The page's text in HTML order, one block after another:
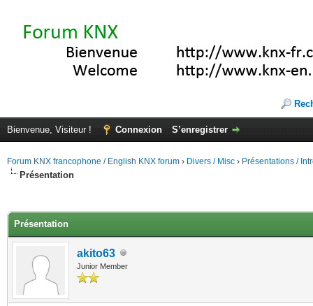
Bienvenue, Visiteur ! Connexion S’enregistrer
Forum KNX francophone / English KNX forum › Divers / Misc › Présentations /
Présentation
Présentation
akito63
Junior Member